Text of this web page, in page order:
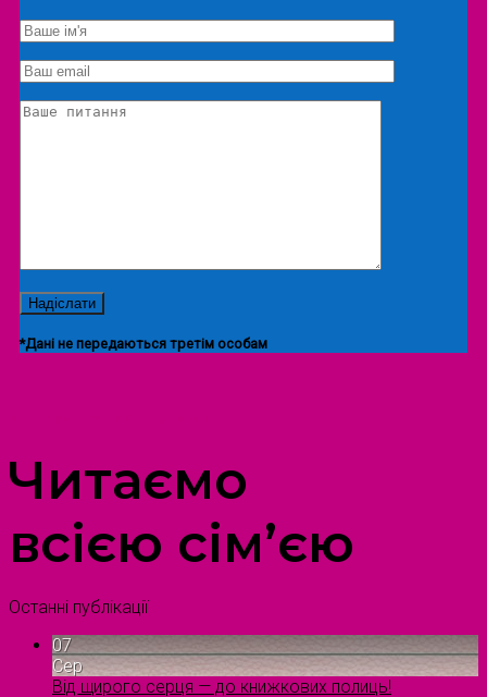
Екскурсія/локація
*Дані не передаються третім особам
Читаємо
всією сім’єю
Останні публікації
07
Сер
Від щирого серця — до книжкових полиць!